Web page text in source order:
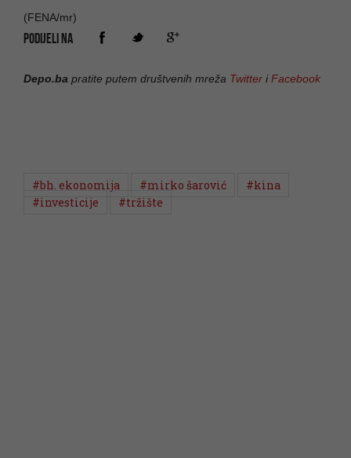
(FENA/mr)
PODIJELI NA
Depo.ba pratite putem društvenih mreža Twitter iFacebook
#bh. ekonomija #mirko šarović
#kina
#investicije
#tržište